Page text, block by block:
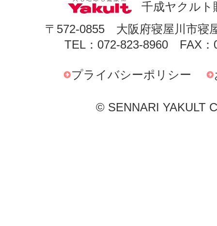
千成ヤクルト
〒572-0855 大阪府寝屋川市寝
TEL：072-823-8960 FAX：
プライバシーポリシー
© SENNARI YAKULT